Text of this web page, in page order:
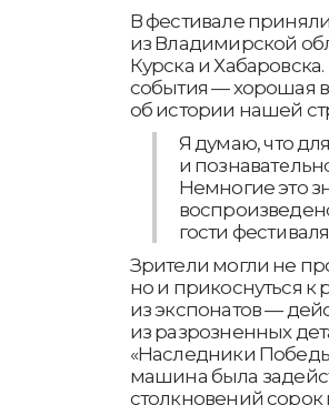
В фестивале
из Владимирской
Курска и
события — хорошая
об истории нашей
Я думаю, что
и
Немногие это
гости
Зрители могли не
но и прикоснуться
из экспонатов —
из разрозненных
«Наследники
машина была
столкновений сорок